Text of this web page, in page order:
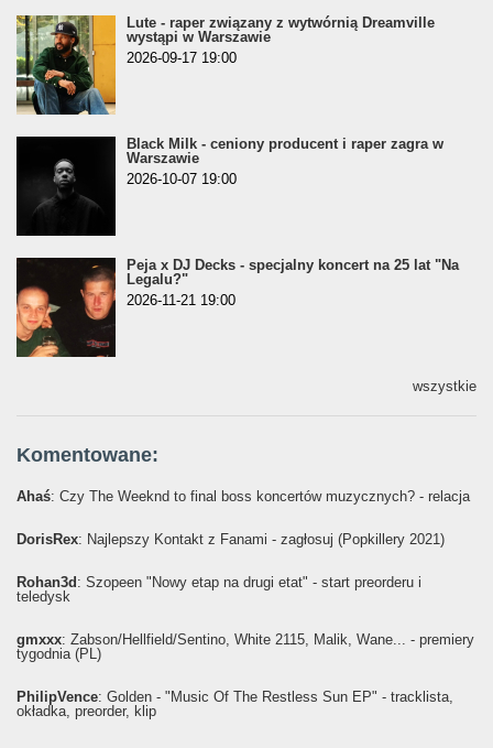
Lute - raper związany z wytwórnią Dreamville
wystąpi w Warszawie
2026-09-17 19:00
Black Milk - ceniony producent i raper zagra w
Warszawie
2026-10-07 19:00
Peja x DJ Decks - specjalny koncert na 25 lat "Na
Legalu?"
2026-11-21 19:00
wszystkie
Komentowane:
Ahaś: Czy The Weeknd to final boss koncertów muzycznych? - relacja
DorisRex: Najlepszy Kontakt z Fanami - zagłosuj (Popkillery 2021)
Rohan3d : Szopeen "Nowy etap na drugi etat" - start preorderu i
teledysk
gmxxx: Żabson/Hellfield/Sentino, White 2115, Malik, Wane... - premiery
tygodnia (PL)
PhilipVence: Golden - "Music Of The Restless Sun EP" - tracklista,
okładka, preorder, klip